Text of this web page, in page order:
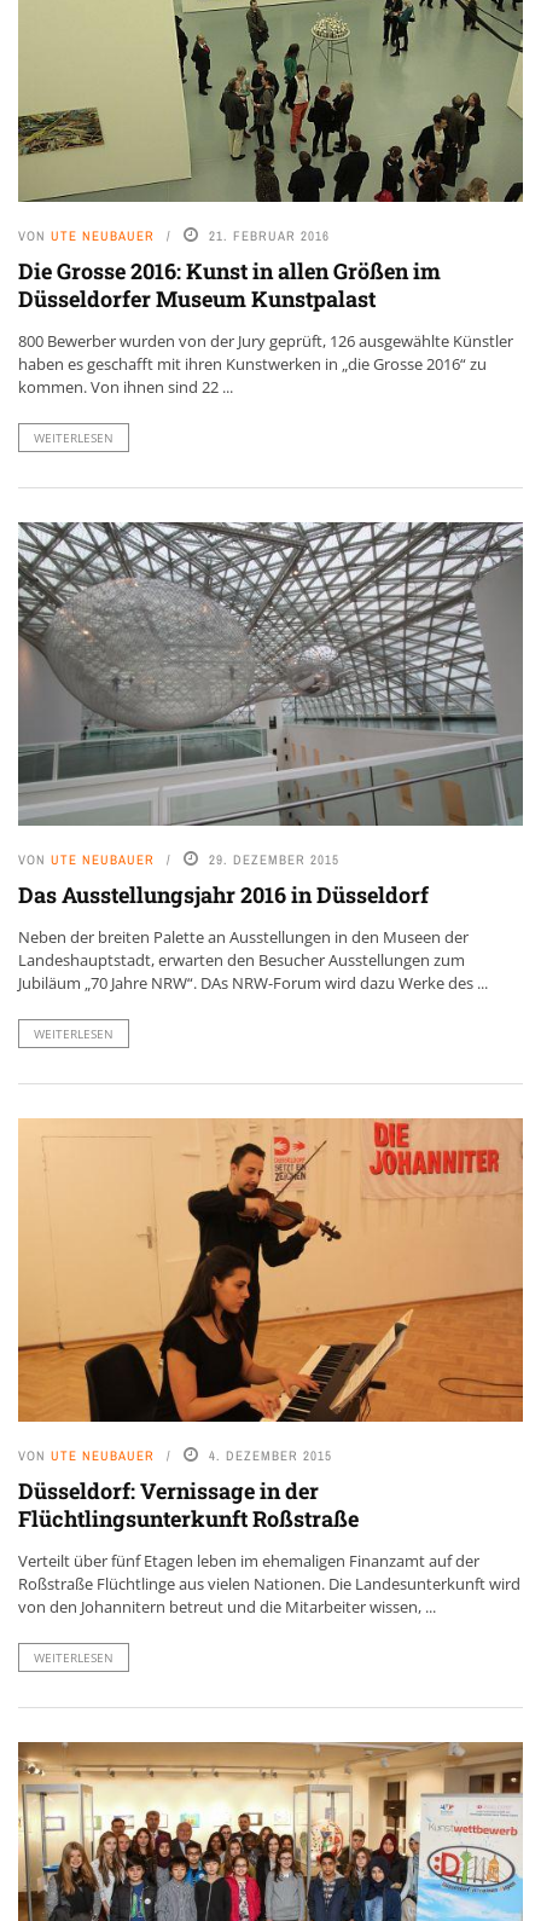
VON UTE NEUBAUER 21. FEBRUAR 2016
Die Grosse 2016: Kunst in allen Größen im
Düsseldorfer Museum Kunstpalast
800 Bewerber wurden von der Jury geprüft, 126 ausgewählte Künstler
haben es geschafft mit ihren Kunstwerken in „die Grosse 2016“ zu
kommen. Von ihnen sind 22 ...
WEITERLESEN
VON UTE NEUBAUER 29. DEZEMBER 2015
Das Ausstellungsjahr 2016 in Düsseldorf
Neben der breiten Palette an Ausstellungen in den Museen der
Landeshauptstadt, erwarten den Besucher Ausstellungen zum
Jubiläum „70 Jahre NRW“. DAs NRW-Forum wird dazu Werke des ...
WEITERLESEN
VON UTE NEUBAUER 4. DEZEMBER 2015
Düsseldorf: Vernissage in der
Flüchtlingsunterkunft Roßstraße
Verteilt über fünf Etagen leben im ehemaligen Finanzamt auf der
Roßstraße Flüchtlinge aus vielen Nationen. Die Landesunterkunft wird
von den Johannitern betreut und die Mitarbeiter wissen, ...
WEITERLESEN